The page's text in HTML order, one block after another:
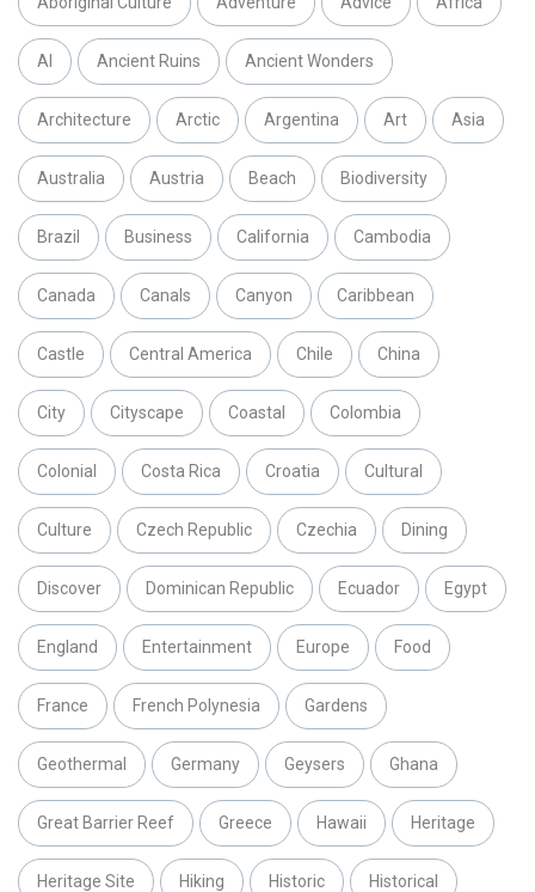
AI Ancient Ruins Ancient Wonders
Architecture Arctic Argentina Art Asia
Australia Austria Beach Biodiversity
Brazil Business California Cambodia
Canada Canals Canyon Caribbean
Castle Central America Chile China
City Cityscape Coastal Colombia
Colonial Costa Rica Croatia Cultural
Culture Czech Republic Czechia Dining
Discover Dominican Republic Ecuador Egypt
England Entertainment Europe Food
France French Polynesia Gardens
Geothermal Germany Geysers Ghana
Great Barrier Reef Greece Hawaii Heritage
Heritage Site Hiking Historic Historical